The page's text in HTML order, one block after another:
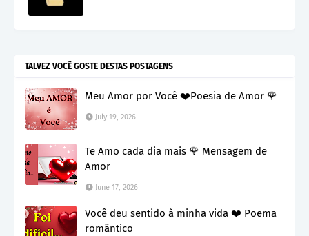
TALVEZ VOCÊ GOSTE DESTAS POSTAGENS
Meu Amor por Você ❤️Poesia de Amor 🌹
July 19, 2026
Te Amo cada dia mais 🌹 Mensagem de
Amor
June 17, 2026
Você deu sentido à minha vida ❤️ Poema
romântico